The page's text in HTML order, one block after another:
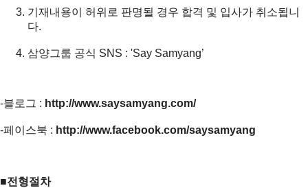
기재내용이 허위로 판명될 경우 합격 및 입사가 취소됩니
다.
삼양그룹 공식 SNS : 'Say Samyang’
-블로그 : http://www.saysamyang.com/
-페이스북 : http://www.facebook.com/saysamyang
■전형절차